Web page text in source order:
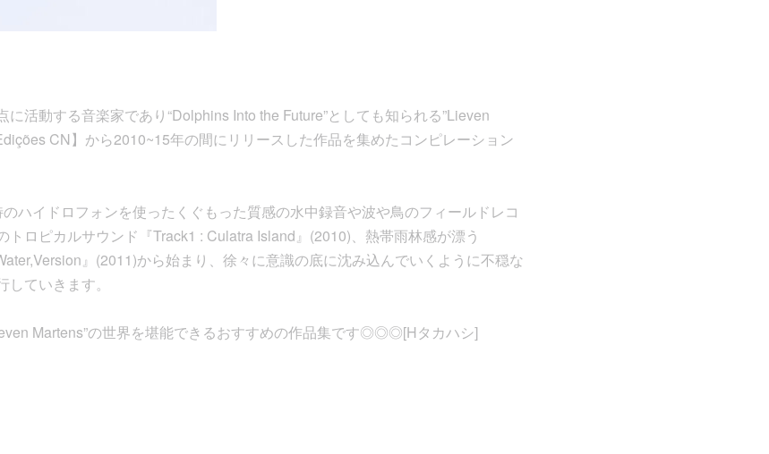
活動する音楽家であり“Dolphins Into the Future”としても知られる”Lieven
CN】から2010~15年の間にリリースした作品を集めたコンピレーション
のハイドロフォンを使ったくぐもった質感の水中録音や波や鳥のフィールドレコ
トロピカルサウンド『Track1 : Culatra Island』(2010)、熱帯雨林感が漂う
』(2011)から始まり、徐々に意識の底に沈み込んでいくように不穏な
ていきます。
Martens”の世界を堪能できるおすすめの作品集です◎◎◎[Hタカハシ]